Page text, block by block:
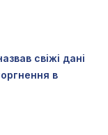
свіжі дані
в